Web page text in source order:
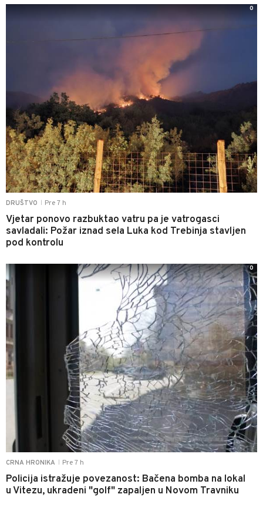
DRUŠTVO Pre 7 h
Vjetar ponovo razbuktao vatru pa je vatrogasci
savladali: Požar iznad sela Luka kod Trebinja stavljen
pod kontrolu
0
CRNA HRONIKA Pre 7 h
Policija istražuje povezanost: Bačena bomba na lokal
u Vitezu, ukradeni "golf" zapaljen u Novom Travniku
0